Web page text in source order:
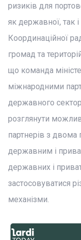
ризиків для
як державної, так
Координаційної
громад та
що команда
міжнародними
державного
розглянути
партнерів з
державним і
державних і
застосовуватися
механізми.